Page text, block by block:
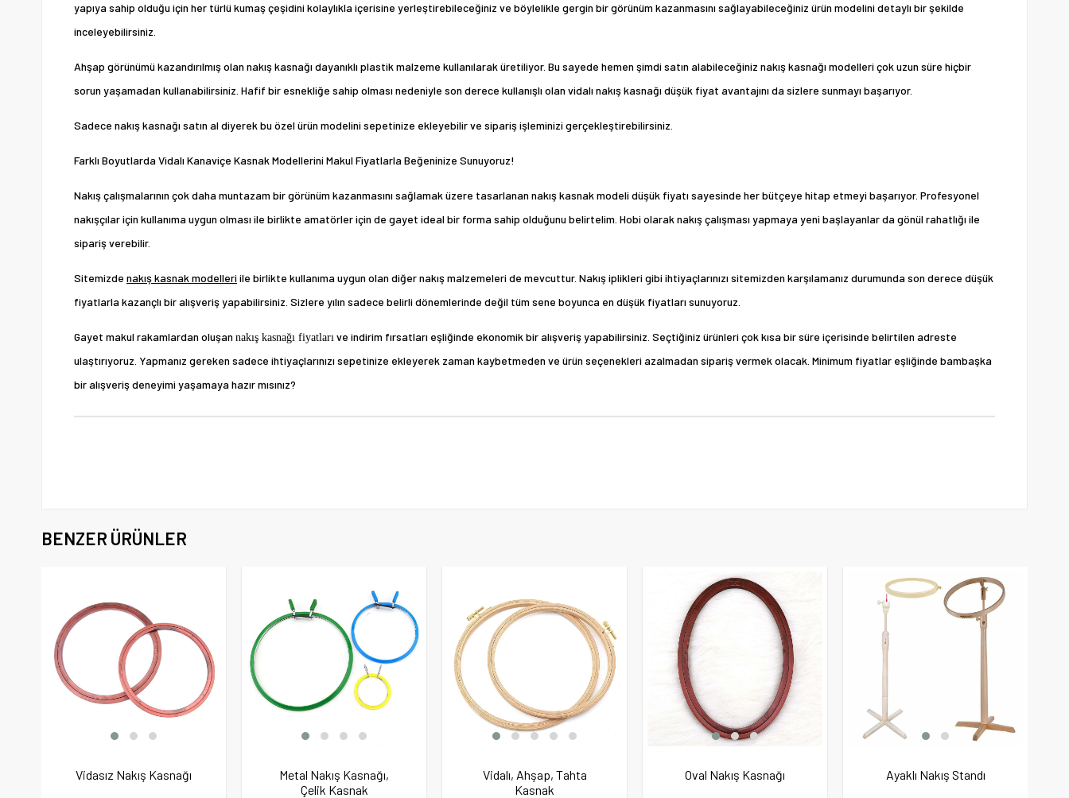
yapıya sahip olduğu için her türlü kumaş çeşidini kolaylıkla içerisine yerleştirebileceğiniz ve böylelikle gergin bir görünüm kazanmasını sağlayabileceğiniz ürün modelini detaylı bir şekilde
inceleyebilirsiniz.
Ahşap görünümü kazandırılmış olan nakış kasnağı dayanıklı plastik malzeme kullanılarak üretiliyor. Bu sayede hemen şimdi satın alabileceğiniz nakış kasnağı modelleri çok uzun süre hiçbir
sorun yaşamadan kullanabilirsiniz. Hafif bir esnekliğe sahip olması nedeniyle son derece kullanışlı olan vidalı nakış kasnağı düşük fiyat avantajını da sizlere sunmayı başarıyor.
Sadece nakış kasnağı satın al diyerek bu özel ürün modelini sepetinize ekleyebilir ve sipariş işleminizi gerçekleştirebilirsiniz.
Farklı Boyutlarda Vidalı Kanaviçe Kasnak Modellerini Makul Fiyatlarla Beğeninize Sunuyoruz!
Nakış çalışmalarının çok daha muntazam bir görünüm kazanmasını sağlamak üzere tasarlanan nakış kasnak modeli düşük fiyatı sayesinde her bütçeye hitap etmeyi başarıyor. Profesyonel
nakışçılar için kullanıma uygun olması ile birlikte amatörler için de gayet ideal bir forma sahip olduğunu belirtelim. Hobi olarak nakış çalışması yapmaya yeni başlayanlar da gönül rahatlığı ile
sipariş verebilir.
Sitemizde nakış kasnak modelleriile birlikte kullanıma uygun olan diğer nakış malzemeleri de mevcuttur. Nakış iplikleri gibi ihtiyaçlarınızı sitemizden karşılamanız durumunda son derece düşük
fiyatlarla kazançlı bir alışveriş yapabilirsiniz. Sizlere yılın sadece belirli dönemlerinde değil tüm sene boyunca en düşük fiyatları sunuyoruz.
Gayet makul rakamlardan oluşan nakış kasnağı fiyatları ve indirim fırsatları eşliğinde ekonomik bir alışveriş yapabilirsiniz. Seçtiğiniz ürünleri çok kısa bir süre içerisinde belirtilen adreste
ulaştırıyoruz. Yapmanız gereken sadece ihtiyaçlarınızı sepetinize ekleyerek zaman kaybetmeden ve ürün seçenekleri azalmadan sipariş vermek olacak. Minimum fiyatlar eşliğinde bambaşka
bir alışveriş deneyimi yaşamaya hazır mısınız?
BENZER ÜRÜNLER
Vidasız Nakış Kasnağı
Metal Nakış Kasnağı,
Çelik Kasnak
Vidalı, Ahşap, Tahta
Kasnak
Oval Nakış Kasnağı Ayaklı Nakış Standı